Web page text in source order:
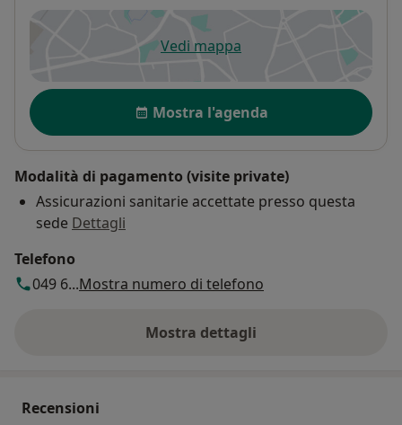
Vedi mappasi apre in una nuova scheda
Disponibilità
Mostra l'agenda
Modalità di pagamento (visite private)
Assicurazioni sanitarie accettate presso questa
sede Dettagli
Telefono
049 6...Mostra numero di telefono
Mostra dettagli
sull'indirizzo
Recensioni